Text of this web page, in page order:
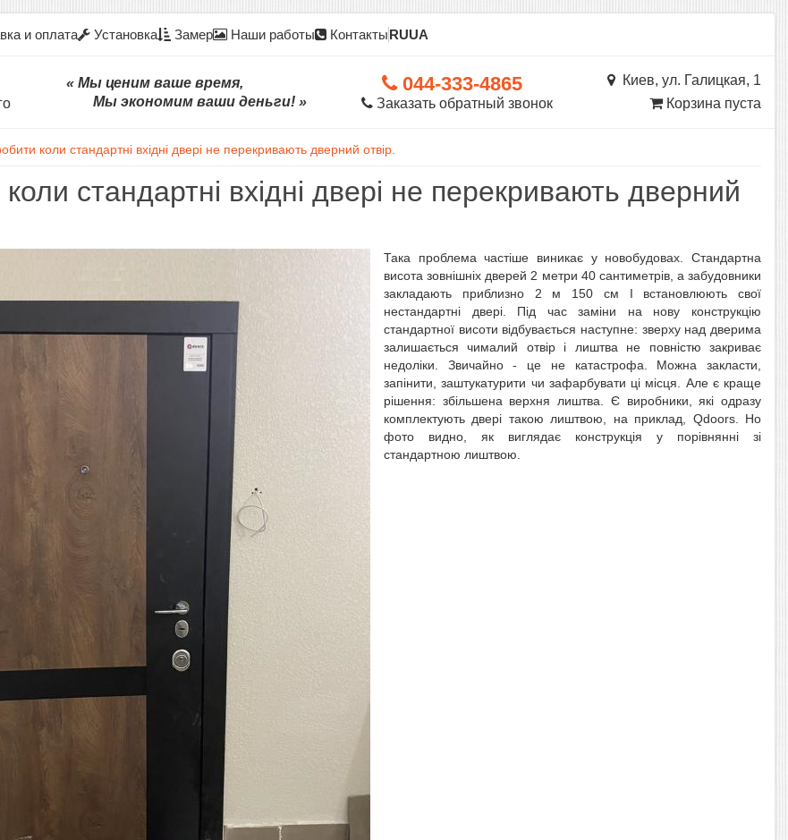
и оплата Установка Замер Наши работы КонтактыRUUA
« Мы ценим ваше время,
Мы экономим ваши деньги! »
044-333-4865
Заказать обратный звонок
Киев, ул. Галицкая, 1
Корзина пуста
коли стандартні вхідні двері не перекривають дверний отвір.
стандартні вхідні двері не перекривають дверний
Така проблема частіше виникає у новобудовах. Стандартна
висота зовнішніх дверей 2 метри 40 сантиметрів, а забудовники
закладають приблизно 2 м 150 см І встановлюють свої
нестандартні двері. Під час заміни на нову конструкцію
стандартної висоти відбувається наступне: зверху над дверима
залишається чималий отвір і лиштва не повністю закриває
недоліки. Звичайно - це не катастрофа. Можна закласти,
запінити, заштукатурити чи зафарбувати ці місця. Але є краще
рішення: збільшена верхня лиштва. Є виробники, які одразу
комплектують двері такою лиштвою, на приклад, Qdoors. Но
фото видно, як виглядає конструкція у порівнянні зі
стандартною лиштвою.